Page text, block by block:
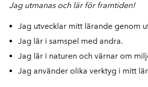
Jag utmanas och lär för framtiden!
Jag utvecklar mitt lärande genom
Jag lär i samspel med andra.
Jag lär i naturen och värnar om
Jag använder olika verktyg i mitt